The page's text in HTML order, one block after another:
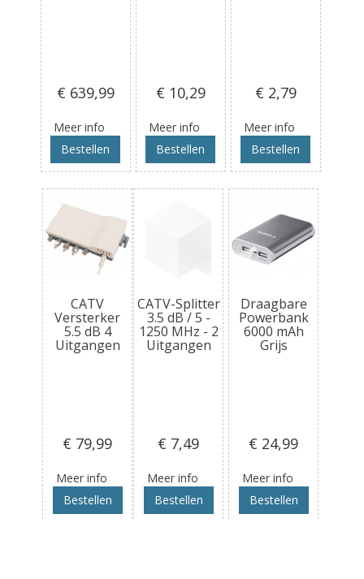
€ 639,99
Meer info
Bestellen
€ 10,29
Meer info
Bestellen
€ 2,79
Meer info
Bestellen
CATV
Versterker
5.5 dB 4
Uitgangen
€ 79,99
Meer info
Bestellen
CATV-Splitter
3.5 dB / 5 -
1250 MHz - 2
Uitgangen
€ 7,49
Meer info
Bestellen
Draagbare
Powerbank
6000 mAh
Grijs
€ 24,99
Meer info
Bestellen